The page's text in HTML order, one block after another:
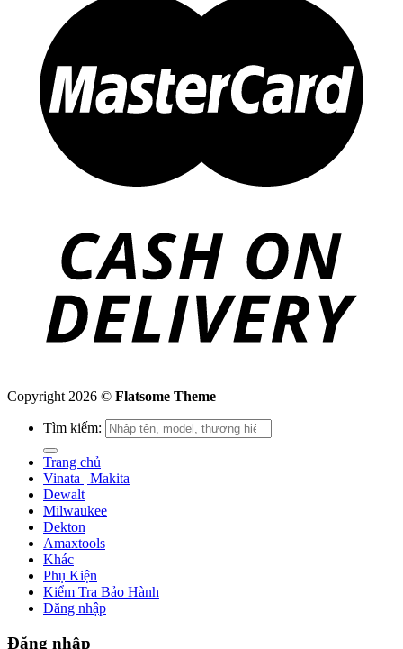
Copyright 2026 © Flatsome Theme
Tìm kiếm:
Trang chủ
Vinata | Makita
Dewalt
Milwaukee
Dekton
Amaxtools
Khác
Phụ Kiện
Kiểm Tra Bảo Hành
Đăng nhập
Đăng nhập